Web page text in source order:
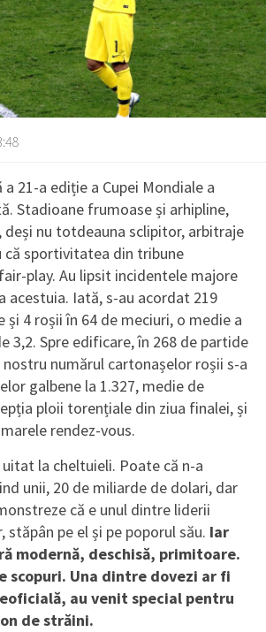
a 21-a ediție a Cupei Mondiale a
Stadioane frumoase și arhipline,
nu totdeauna sclipitor, arbitraje
că sportivitatea din tribune
play. Au lipsit incidentele majore
acestuia. Iată, s-au acordat 219
și 4 roșii în 64 de meciuri, o medie a
3,2. Spre edificare, în 268 de partide
numărul cartonașelor roșii s-a
galbene la 1.327, medie de
ploii torențiale din ziua finalei, și
rendez-vous.
la cheltuieli. Poate că n-a
unii, 20 de miliarde de dolari, dar
că e unul dintre liderii
pe el și pe poporul său. Iar
modernă, deschisă, primitoare.
scopuri. Una dintre dovezi ar fi
au venit special pentru
de străini.